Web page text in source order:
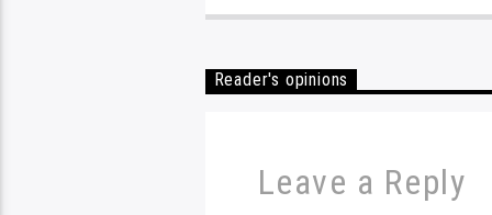
Reader's opinions
Leave a Reply